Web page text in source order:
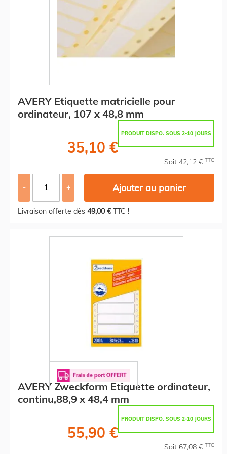
AVERY Etiquette matricielle pour
ordinateur, 107 x 48,8 mm
PRODUIT DISPO. SOUS 2-10 JOURS
35,10 €
Soit 42,12 € TTC
- + Ajouter au panier
Livraison offerte dès 49,00 €TTC !
AVERY Zweckform Etiquette ordinateur,
continu,88,9 x 48,4 mm
PRODUIT DISPO. SOUS 2-10 JOURS
55,90 €
Soit 67,08 € TTC